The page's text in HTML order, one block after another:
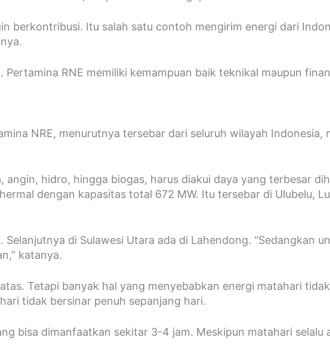
berkontribusi. Itu salah satu contoh mengirim energi dari
RNE memiliki kemampuan baik teknikal maupun
NRE, menurutnya tersebar dari seluruh wilayah Indonesia,
hidro, hingga biogas, harus diakui daya yang terbesar
dengan kapasitas total 672 MW. Itu tersebar di Ulubelu,
di Sulawesi Utara ada di Lahendong. “Sedangkan
katanya.
Tetapi banyak hal yang menyebabkan energi matahari
tidak bersinar penuh sepanjang hari.
bisa dimanfaatkan sekitar 3-4 jam. Meskipun matahari selalu